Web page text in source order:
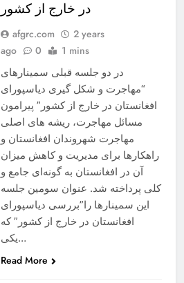
در خارج از کشور
afgrc.com
2 years
ago
0 1 mins
در دو جلسه قبلی سمینارهای
“مهاجرت و شکل گیری دیاسپورای
افغانستان در خارج از کشور” پیرامون
مسائل مهاجرت، ریشه های اصلی
مهاجرت شهروندان افغانستان و
راهکارها برای مدیریت و کاهش میزان
آن در افغانستان به گونه‌ای جامع و
کلی پرداخته شد. عنوان سومین جلسه
این سمینارها را”بررسی دیاسپورای
افغانستان در خارج از کشور” که
یکی…
Read More